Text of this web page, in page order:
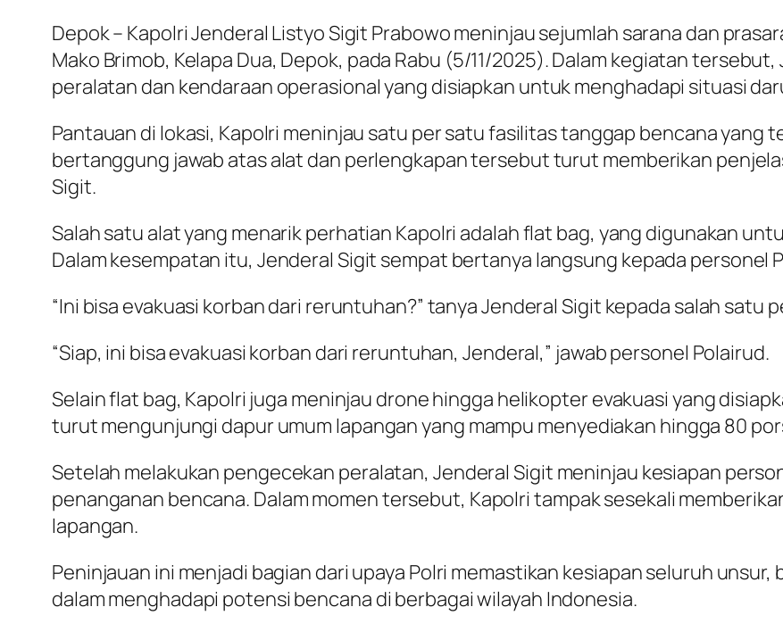
Depok – Kapolri Jenderal Listyo Sigit Prabowo meninjau sejumlah sarana dan
Mako Brimob, Kelapa Dua, Depok, pada Rabu (5/11/2025). Dalam kegiatan
peralatan dan kendaraan operasional yang disiapkan untuk menghadapi situasi
Pantauan di lokasi, Kapolri meninjau satu per satu fasilitas tanggap bencana yang
bertanggung jawab atas alat dan perlengkapan tersebut turut memberikan
Sigit.
Salah satu alat yang menarik perhatian Kapolri adalah flat bag, yang digunakan
Dalam kesempatan itu, Jenderal Sigit sempat bertanya langsung kepada
“Ini bisa evakuasi korban dari reruntuhan?” tanya Jenderal Sigit kepada salah satu
“Siap, ini bisa evakuasi korban dari reruntuhan, Jenderal,” jawab personel Polairud.
Selain flat bag, Kapolri juga meninjau drone hingga helikopter evakuasi yang
turut mengunjungi dapur umum lapangan yang mampu menyediakan hingga 80
Setelah melakukan pengecekan peralatan, Jenderal Sigit meninjau kesiapan
penanganan bencana. Dalam momen tersebut, Kapolri tampak sesekali
lapangan.
Peninjauan ini menjadi bagian dari upaya Polri memastikan kesiapan seluruh
dalam menghadapi potensi bencana di berbagai wilayah Indonesia.